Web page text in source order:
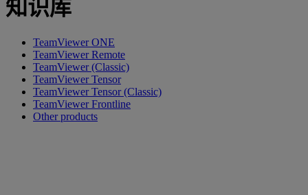
知识库
TeamViewer ONE
TeamViewer Remote
TeamViewer (Classic)
TeamViewer Tensor
TeamViewer Tensor (Classic)
TeamViewer Frontline
Other products